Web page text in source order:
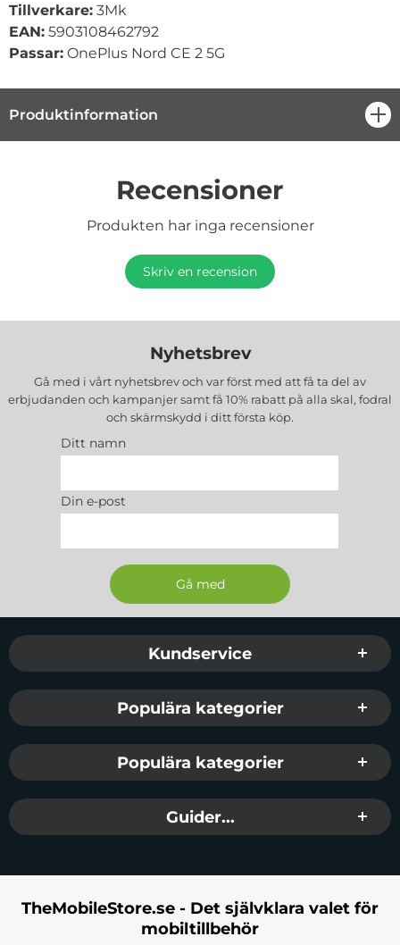
Tillverkare: 3Mk
EAN: 5903108462792
Passar: OnePlus Nord CE 2 5G
Produktinformation
Recensioner
Produkten har inga recensioner
Skriv en recension
Nyhetsbrev
Gå med i vårt nyhetsbrev och var först med att få ta del av
erbjudanden och kampanjer samt få 10% rabatt på alla skal, fodral
och skärmskydd i ditt första köp.
Ditt namn
Din e-post
Sidfot Blandad info och länkar
Kundservice
Populära kategorier
Populära kategorier
Guider...
TheMobileStore.se - Det självklara valet för
mobiltillbehör